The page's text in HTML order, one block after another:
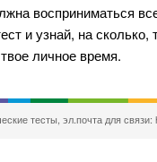
восприниматься
и узнай, на сколько,
личное время.
тесты, эл.почта для связи: